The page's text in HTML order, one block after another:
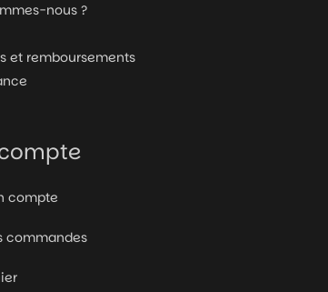
nous ?
et remboursements
compte
commandes